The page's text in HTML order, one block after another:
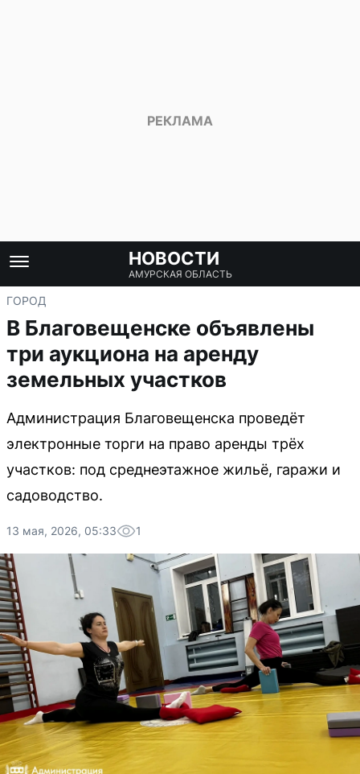
НОВОСТИ
АМУРСКАЯ ОБЛАСТЬ
ГОРОД
В Благовещенске объявлены
три аукциона на аренду
земельных участков
Администрация Благовещенска проведёт
электронные торги на право аренды трёх
участков: под среднеэтажное жильё, гаражи и
садоводство.
13 мая, 2026, 05:33 1